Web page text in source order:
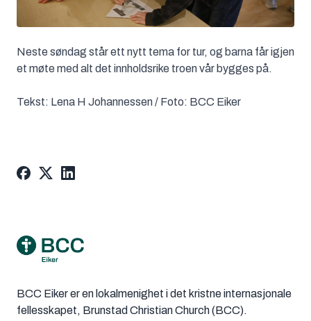
Neste søndag står ett nytt tema for tur, og barna får igjen
et møte med alt det innholdsrike troen vår bygges på.
Tekst: Lena H Johannessen / Foto: BCC Eiker
BCC Eiker er en lokalmenighet i det kristne internasjonale
fellesskapet, Brunstad Christian Church (BCC).